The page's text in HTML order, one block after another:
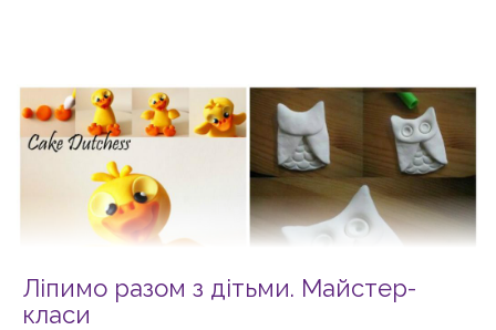
Ліпимо разом з дітьми. Майстер-
класи